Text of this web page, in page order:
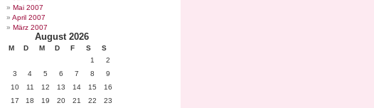
Mai 2007
April 2007
März 2007
August 2026
M D M D F S S
1
2
3
4 5 6 7 8
9
10
11 12 13 14 15
16
17
18 19 20 21 22
23